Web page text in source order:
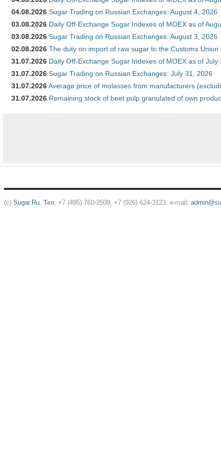
04.08.2026 Sugar Trading on Russian Exchanges: August 4, 2026
03.08.2026 Daily Off-Exchange Sugar Indexes of MOEX as of
03.08.2026 Sugar Trading on Russian Exchanges: August 3, 2026
02.08.2026 The duty on import of raw sugar to the Customs
31.07.2026 Daily Off-Exchange Sugar Indexes of MOEX as of July
31.07.2026 Sugar Trading on Russian Exchanges: July 31, 2026
31.07.2026Average price of molasses from manufacturers
31.07.2026 Remaining stock of beet pulp granulated of own
(c) Sugar.Ru. Тел: +7 (495) 760-2509, +7 (926) 624-3123, e-mail: